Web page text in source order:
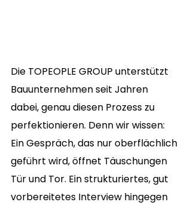
Die TOPEOPLE GROUP unterstützt
Bauunternehmen seit Jahren
dabei, genau diesen Prozess zu
perfektionieren. Denn wir wissen:
Ein Gespräch, das nur oberflächlich
geführt wird, öffnet Täuschungen
Tür und Tor. Ein strukturiertes, gut
vorbereitetes Interview hingegen